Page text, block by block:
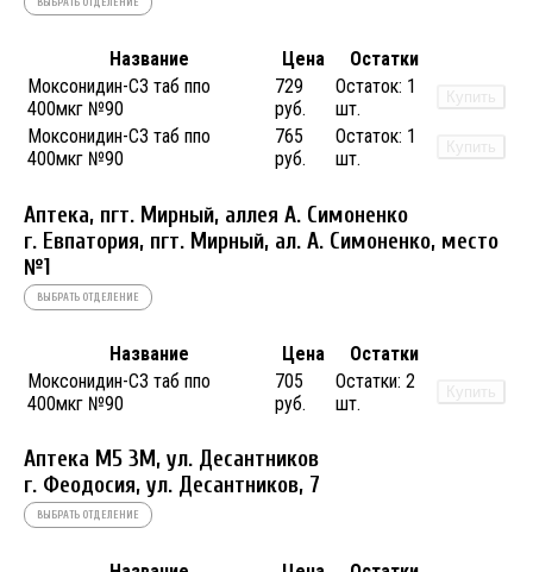
ВЫБРАТЬ ОТДЕЛЕНИЕ
Название Цена
Остатки
Моксонидин-СЗ таб ппо
400мкг №90
729
руб.
Остаток: 1
шт.
Купить
Моксонидин-СЗ таб ппо
400мкг №90
765
руб.
Остаток: 1
шт.
Купить
Аптека, пгт. Мирный, аллея А. Симоненко
г. Евпатория, пгт. Мирный, ал. А. Симоненко, место
№1
ВЫБРАТЬ ОТДЕЛЕНИЕ
Название Цена
Остатки
Моксонидин-СЗ таб ппо
400мкг №90
705
руб.
Остатки: 2
шт.
Купить
Аптека М5 3М, ул. Десантников
г. Феодосия, ул. Десантников, 7
ВЫБРАТЬ ОТДЕЛЕНИЕ